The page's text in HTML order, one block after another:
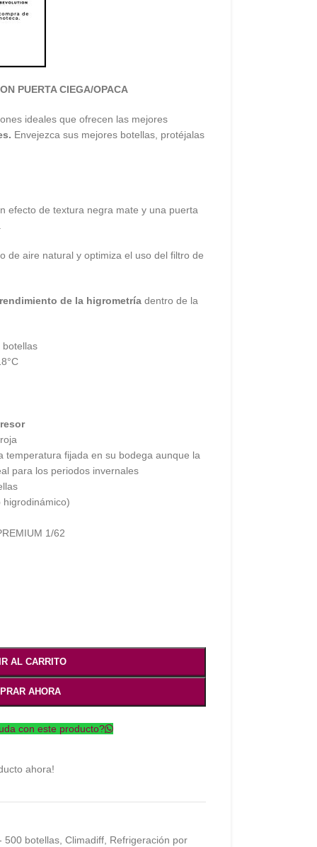
PUERTA CIEGA/OPACA
ideales que ofrecen las mejores
Envejezca sus mejores botellas, protéjalas
efecto de textura negra mate y una puerta
de aire natural y optimiza el uso del filtro de
de la higrometría dentro de la
botellas
temperatura fijada en su bodega aunque la
para los periodos invernales
1/62
AL CARRITO
AHORA
con este producto?
ahora!
500 botellas, Climadiff, Refrigeración por